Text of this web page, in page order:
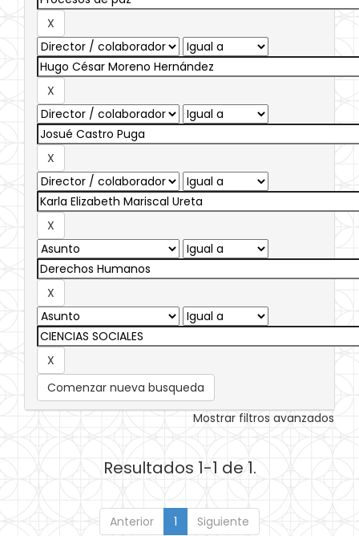
Comenzar nueva busqueda
Mostrar filtros avanzados
Resultados 1-1 de 1.
Anterior 1 Siguiente